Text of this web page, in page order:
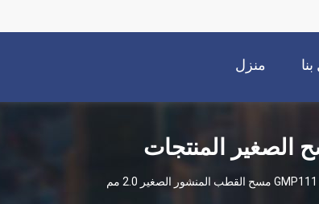
منزل
الصغير المنتجات
GMP111 مسح القطب المنشور الصغير 2.0 مم